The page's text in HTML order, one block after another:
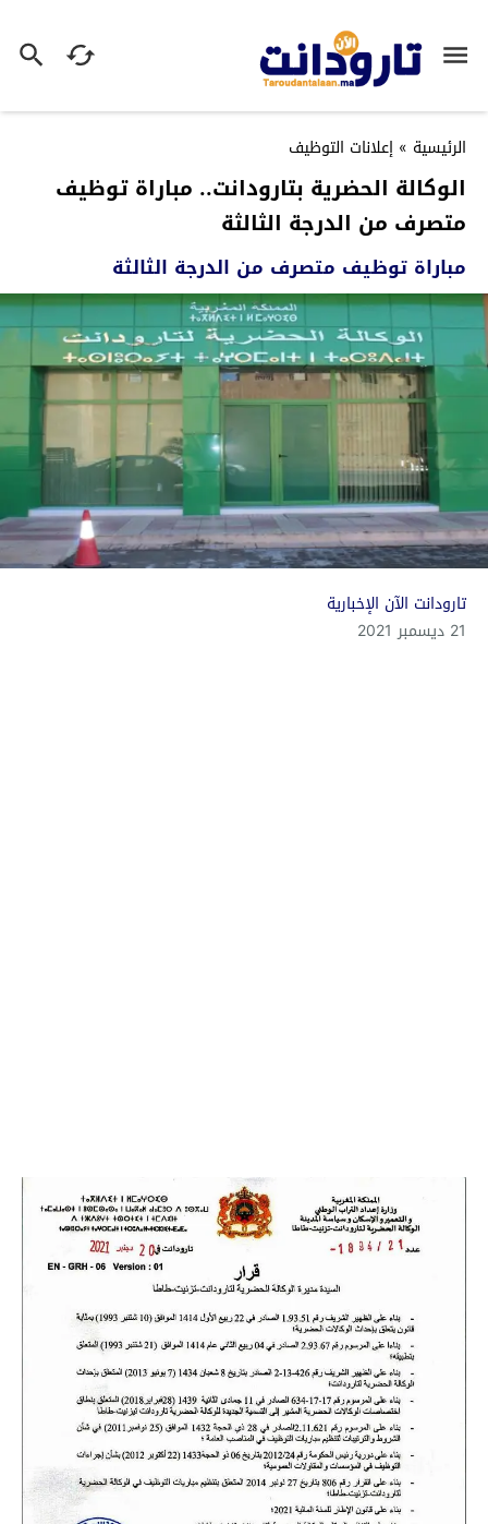
الرئيسية » إعلانات التوظيف
الوكالة الحضرية بتارودانت.. مباراة توظيف
متصرف من الدرجة الثالثة
مباراة توظيف متصرف من الدرجة الثالثة
تارودانت الآن الإخبارية
21 ديسمبر 2021